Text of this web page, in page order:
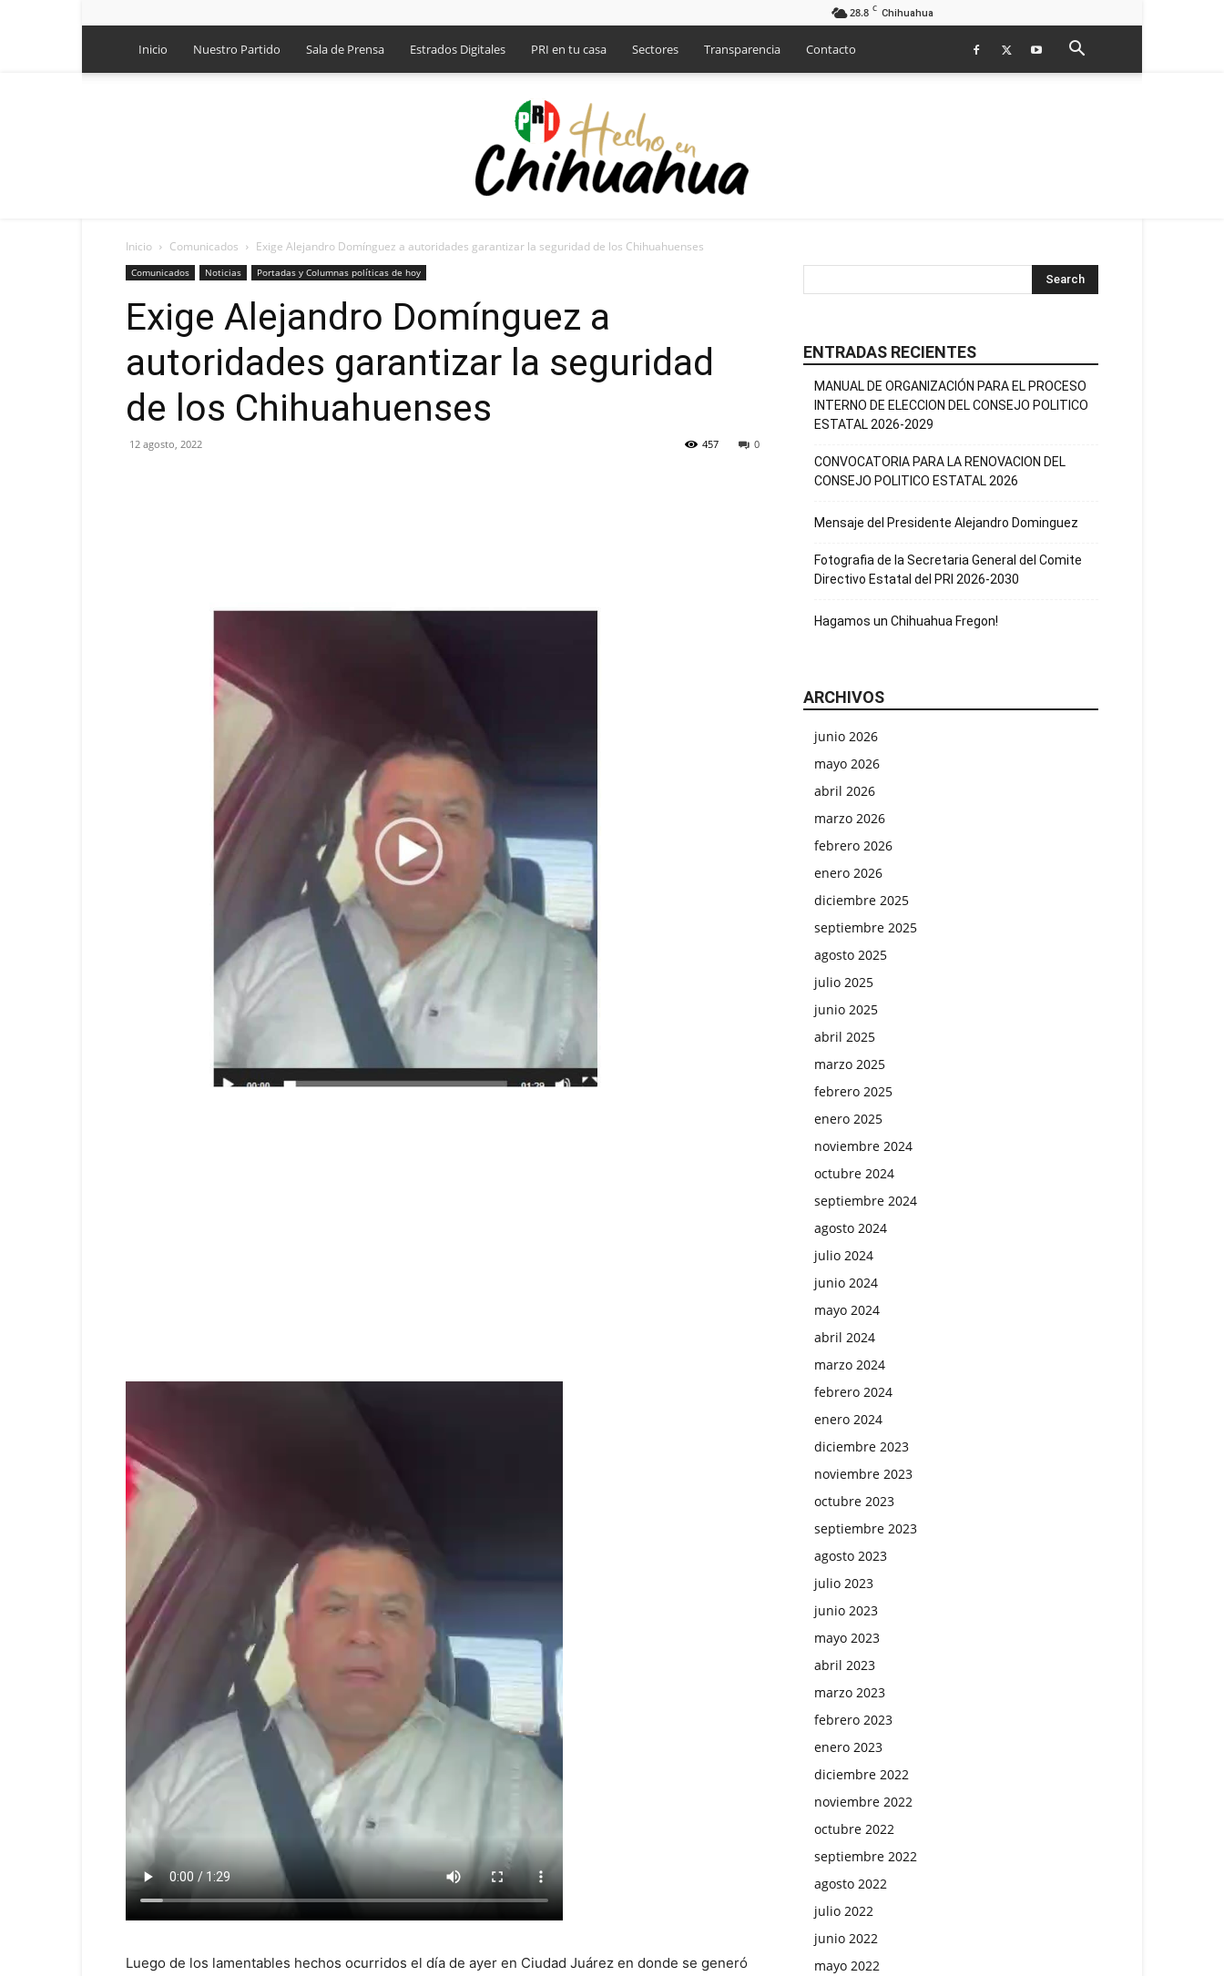
28.8 C Chihuahua
Inicio Nuestro Partido Sala de Prensa Estrados Digitales PRI en tu casa Sectores Transparencia Contacto
Inicio Comunicados Exige Alejandro Domínguez a autoridades garantizar la seguridad de los Chihuahuenses
Comunicados Noticias Portadas y Columnas políticas de hoy
Exige Alejandro Domínguez a
autoridades garantizar la seguridad
de los Chihuahuenses
12 agosto, 2022 0
457
Luego de los lamentables hechos ocurridos el día de ayer en Ciudad Juárez en donde se generó
ENTRADAS RECIENTES
MANUAL DE ORGANIZACIÓN PARA EL PROCESO
INTERNO DE ELECCION DEL CONSEJO POLITICO
ESTATAL 2026-2029
CONVOCATORIA PARA LA RENOVACION DEL
CONSEJO POLITICO ESTATAL 2026
Mensaje del Presidente Alejandro Dominguez
Fotografia de la Secretaria General del Comite
Directivo Estatal del PRI 2026-2030
Hagamos un Chihuahua Fregon!
ARCHIVOS
junio 2026
mayo 2026
abril 2026
marzo 2026
febrero 2026
enero 2026
diciembre 2025
septiembre 2025
agosto 2025
julio 2025
junio 2025
abril 2025
marzo 2025
febrero 2025
enero 2025
noviembre 2024
octubre 2024
septiembre 2024
agosto 2024
julio 2024
junio 2024
mayo 2024
abril 2024
marzo 2024
febrero 2024
enero 2024
diciembre 2023
noviembre 2023
octubre 2023
septiembre 2023
agosto 2023
julio 2023
junio 2023
mayo 2023
abril 2023
marzo 2023
febrero 2023
enero 2023
diciembre 2022
noviembre 2022
octubre 2022
septiembre 2022
agosto 2022
julio 2022
junio 2022
mayo 2022